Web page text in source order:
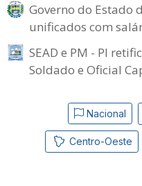
Governo do Estado
unificados com
SEAD e PM - PI
Soldado e Oficial
Nacional
Centro-Oeste